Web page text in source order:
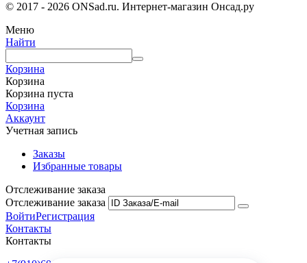
© 2017 - 2026 ONSad.ru. Интернет-магазин Онсад.ру
Меню
Найти
Корзина
Корзина
Корзина пуста
Корзина
Аккаунт
Учетная запись
Заказы
Избранные товары
Отслеживание заказа
Отслеживание заказа
ВойтиРегистрация
Контакты
Контакты